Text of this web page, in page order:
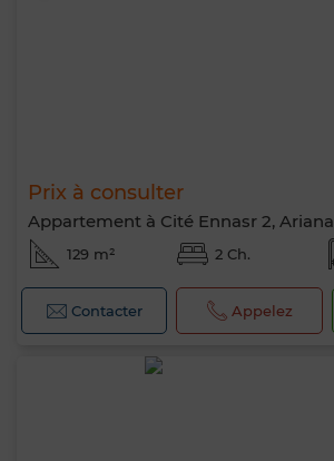
Prix à consulter
Appartement à Cité Ennasr 2, Ariana
129 m² 2 Ch.
Contacter Appelez